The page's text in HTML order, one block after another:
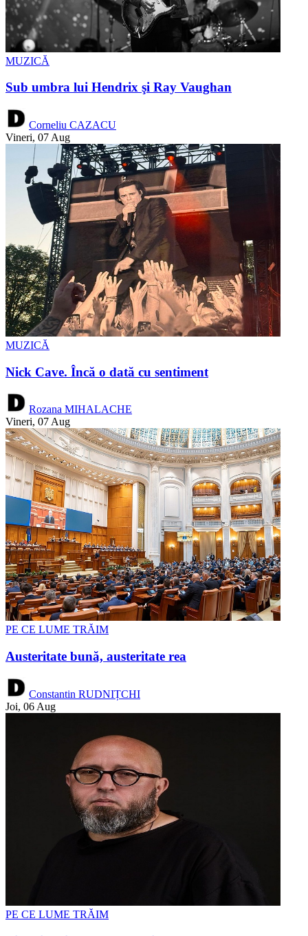
MUZICĂ
Sub umbra lui Hendrix şi Ray Vaughan
Corneliu CAZACU
Vineri, 07 Aug
MUZICĂ
Nick Cave. Încă o dată cu sentiment
Rozana MIHALACHE
Vineri, 07 Aug
PE CE LUME TRĂIM
Austeritate bună, austeritate rea
Constantin RUDNIȚCHI
Joi, 06 Aug
PE CE LUME TRĂIM